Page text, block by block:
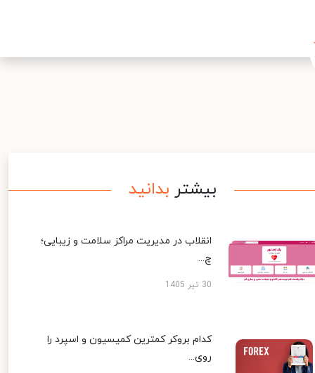
بیشتر بدانید
انقلاب در مدیریت مراکز سلامت و زیبایی؛
چ...
30 تیر 1405
کدام بروکر کمترین کمیسیون و اسپرد را
روی...